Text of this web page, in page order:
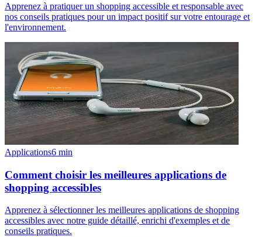
Apprenez à pratiquer un shopping accessible et responsable avec
nos conseils pratiques pour un impact positif sur votre entourage et
l'environnement.
Applications6 min
Comment choisir les meilleures applications de
shopping accessibles
Apprenez à sélectionner les meilleures applications de shopping
accessibles avec notre guide détaillé, enrichi d'exemples et de
conseils pratiques.